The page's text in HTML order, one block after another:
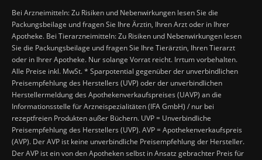
Bei Arzneimitteln: Zu Risiken und Nebenwirkungen lesen Sie die
Packungsbeilage und fragen Sie Ihre Ärztin, Ihren Arzt oder in Ihrer
Apotheke. Bei Tierarzneimitteln: Zu Risiken und Nebenwirkungen lesen
Sie die Packungsbeilage und fragen Sie Ihre Tierärztin, Ihren Tierarzt
oder in Ihrer Apotheke. Nur solange Vorrat reicht. Irrtum vorbehalten.
Alle Preise inkl. MwSt. * Sparpotential gegenüber der unverbindlichen
Preisempfehlung des Herstellers (UVP) oder der unverbindlichen
Herstellermeldung des Apothekenverkaufspreises (UAVP) an die
Informationsstelle für Arzneispezialitäten (IFA GmbH) / nur bei
rezeptfreien Produkten außer Büchern. UVP = Unverbindliche
Preisempfehlung des Herstellers (UVP). AVP = Apothekenverkaufspreis
(AVP). Der AVP ist keine unverbindliche Preisempfehlung der Hersteller.
Der AVP ist ein von den Apotheken selbst in Ansatz gebrachter Preis für